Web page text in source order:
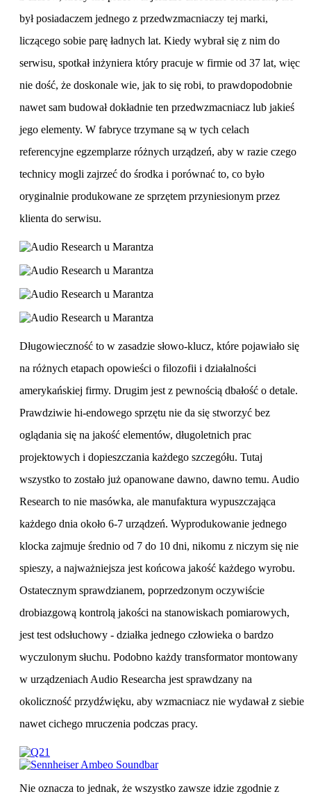
był posiadaczem jednego z przedwzmacniaczy tej marki,
liczącego sobie parę ładnych lat. Kiedy wybrał się z nim do
serwisu, spotkał inżyniera który pracuje w firmie od 37 lat, więc
nie dość, że doskonale wie, jak to się robi, to prawdopodobnie
nawet sam budował dokładnie ten przedwzmacniacz lub jakieś
jego elementy. W fabryce trzymane są w tych celach
referencyjne egzemplarze różnych urządzeń, aby w razie czego
technicy mogli zajrzeć do środka i porównać to, co było
oryginalnie produkowane ze sprzętem przyniesionym przez
klienta do serwisu.
Długowieczność to w zasadzie słowo-klucz, które pojawiało się
na różnych etapach opowieści o filozofii i działalności
amerykańskiej firmy. Drugim jest z pewnością dbałość o detale.
Prawdziwie hi-endowego sprzętu nie da się stworzyć bez
oglądania się na jakość elementów, długoletnich prac
projektowych i dopieszczania każdego szczegółu. Tutaj
wszystko to zostało już opanowane dawno, dawno temu. Audio
Research to nie masówka, ale manufaktura wypuszczająca
każdego dnia około 6-7 urządzeń. Wyprodukowanie jednego
klocka zajmuje średnio od 7 do 10 dni, nikomu z niczym się nie
spieszy, a najważniejsza jest końcowa jakość każdego wyrobu.
Ostatecznym sprawdzianem, poprzedzonym oczywiście
drobiazgową kontrolą jakości na stanowiskach pomiarowych,
jest test odsłuchowy - działka jednego człowieka o bardzo
wyczulonym słuchu. Podobno każdy transformator montowany
w urządzeniach Audio Researcha jest sprawdzany na
okoliczność przydźwięku, aby wzmacniacz nie wydawał z siebie
nawet cichego mruczenia podczas pracy.
Nie oznacza to jednak, że wszystko zawsze idzie zgodnie z